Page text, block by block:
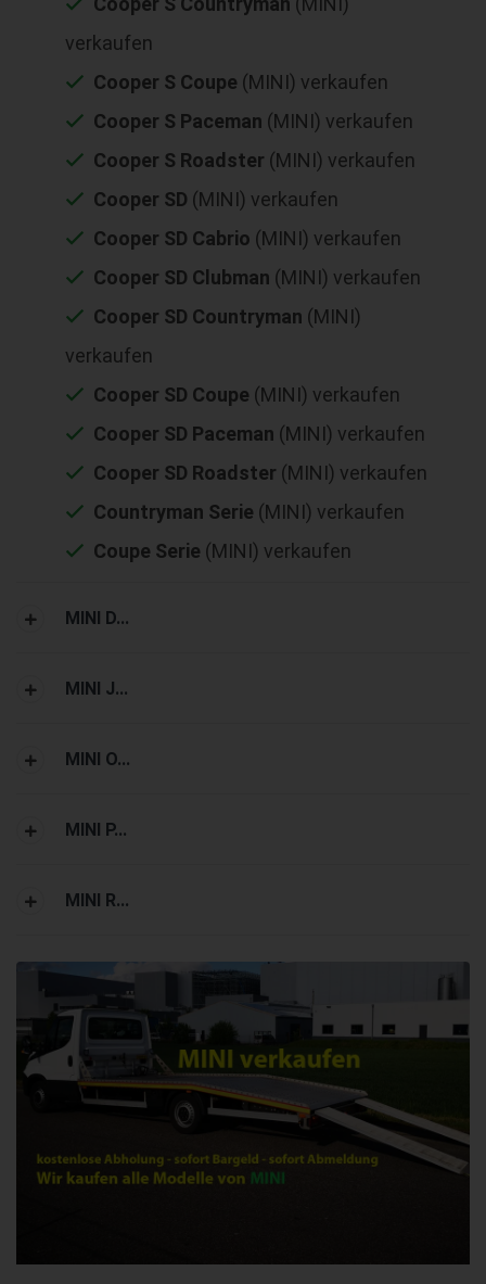
verkaufen
Cooper S Coupe (MINI) verkaufen
Cooper S Paceman (MINI) verkaufen
Cooper S Roadster (MINI) verkaufen
Cooper SD (MINI) verkaufen
Cooper SD Cabrio (MINI) verkaufen
Cooper SD Clubman (MINI) verkaufen
Cooper SD Countryman (MINI)
verkaufen
Cooper SD Coupe (MINI) verkaufen
Cooper SD Paceman (MINI) verkaufen
Cooper SD Roadster (MINI) verkaufen
Countryman Serie (MINI) verkaufen
Coupe Serie (MINI) verkaufen
MINI D...
MINI J...
MINI O...
MINI P...
MINI R...